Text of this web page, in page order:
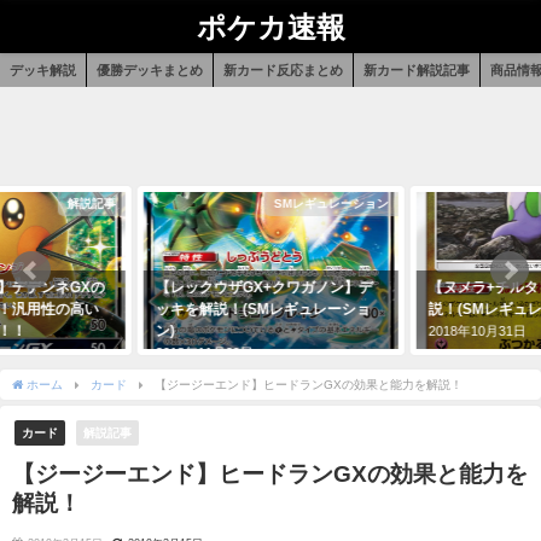
ポケカ速報
デッキ解説 優勝デッキまとめ 新カード反応まとめ 新カード解説記事 商品情
SMレギュレーション
レックウザGX+クワガノン】デ
キを解説！(SMレギュレーショ
)
年11月29日
SMレギュレーション
【ヌメラ+チルタリス】デッキを解
説！(SMレギュレーション)
2018年10月31日
ホーム カード 【ジージーエンド】ヒードランGXの効果と能力を解説！
カード 解説記事
【ジージーエンド】ヒードランGXの効果と能力を
解説！